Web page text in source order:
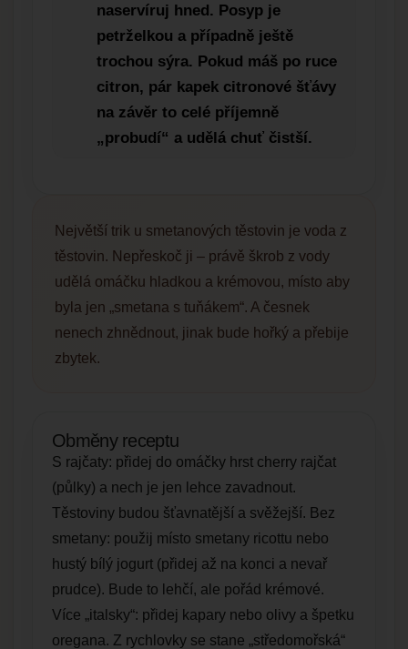
naservíruj hned. Posyp je
petrželkou a případně ještě
trochou sýra. Pokud máš po ruce
citron, pár kapek citronové šťávy
na závěr to celé příjemně
„probudí“ a udělá chuť čistší.
Největší trik u smetanových těstovin je voda z
těstovin. Nepřeskoč ji – právě škrob z vody
udělá omáčku hladkou a krémovou, místo aby
byla jen „smetana s tuňákem“. A česnek
nenech zhnědnout, jinak bude hořký a přebije
zbytek.
Obměny receptu
S rajčaty: přidej do omáčky hrst cherry rajčat
(půlky) a nech je jen lehce zavadnout.
Těstoviny budou šťavnatější a svěžejší. Bez
smetany: použij místo smetany ricottu nebo
hustý bílý jogurt (přidej až na konci a nevař
prudce). Bude to lehčí, ale pořád krémové.
Více „italsky“: přidej kapary nebo olivy a špetku
oregana. Z rychlovky se stane „středomořská“